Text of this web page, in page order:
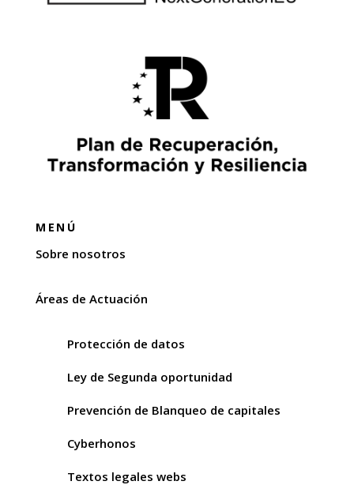
MENÚ
Sobre nosotros
Áreas de Actuación
Protección de datos
Ley de Segunda oportunidad
Prevención de Blanqueo de capitales
Cyberhonos
Textos legales webs